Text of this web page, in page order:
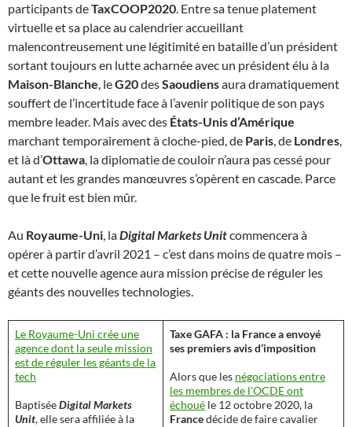
participants deTaxCOOP2020. Entre sa tenue platement
virtuelle et sa place au calendrier accueillant
malencontreusement une légitimité en bataille d’un président
sortant toujours en lutte acharnée avec un président élu à la
Maison-Blanche, leG20desSaoudiensaura dramatiquement
souffert de l’incertitude face à l’avenir politique de son pays
membre leader. Mais avec des États-Unis d’Amérique
marchant temporairement à cloche-pied, de Paris, de Londres,
et là d’Ottawa, la diplomatie de couloir n’aura pas cessé pour
autant et les grandes manœuvres s’opèrent en cascade. Parce
que le fruit est bien mûr.
Au Royaume-Uni, laDigital Markets Unitcommencera à
opérer à partir d’avril 2021 – c’est dans moins de quatre mois –
et cette nouvelle agence aura mission précise de réguler les
géants des nouvelles technologies.
Le Royaume-Uni crée une
agence dont la seule mission
est de réguler les géants de la
tech
BaptiséeDigital Markets
Unit, elle sera affiliée à la
Taxe GAFA : la France a envoyé
ses premiers avis d’imposition
Alors que les négociations entre
les membres de l’OCDE ont
échoué le 12 octobre 2020, la
Francedécide de faire cavalier